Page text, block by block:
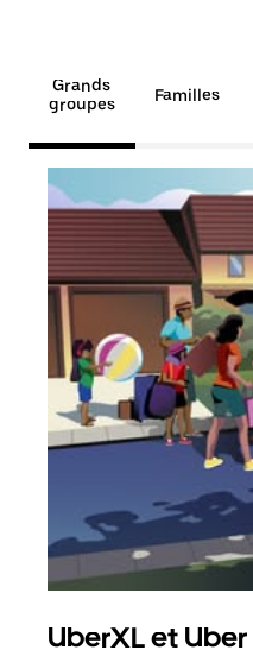
Grands
groupes
Familles
UberXL et